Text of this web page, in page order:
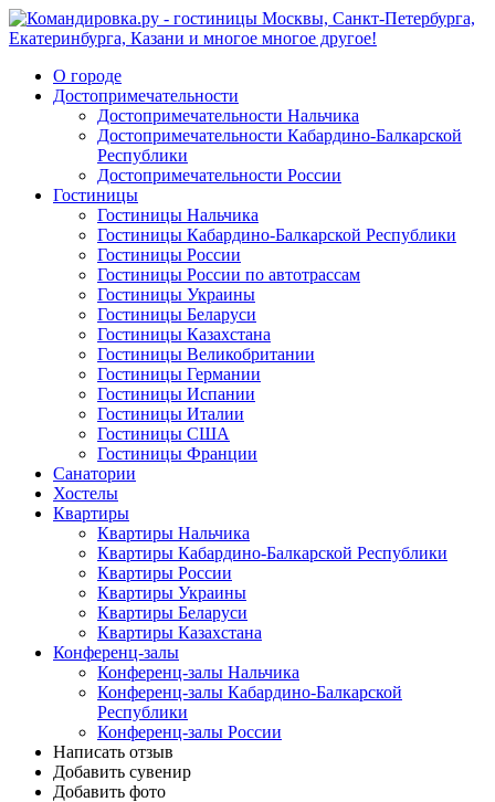
О городе
Достопримечательности
Достопримечательности Нальчика
Достопримечательности Кабардино-Балкарской
Республики
Достопримечательности России
Гостиницы
Гостиницы Нальчика
Гостиницы Кабардино-Балкарской Республики
Гостиницы России
Гостиницы России по автотрассам
Гостиницы Украины
Гостиницы Беларуси
Гостиницы Казахстана
Гостиницы Великобритании
Гостиницы Германии
Гостиницы Испании
Гостиницы Италии
Гостиницы США
Гостиницы Франции
Санатории
Хостелы
Квартиры
Квартиры Нальчика
Квартиры Кабардино-Балкарской Республики
Квартиры России
Квартиры Украины
Квартиры Беларуси
Квартиры Казахстана
Конференц-залы
Конференц-залы Нальчика
Конференц-залы Кабардино-Балкарской
Республики
Конференц-залы России
Написать отзыв
Добавить сувенир
Добавить фото